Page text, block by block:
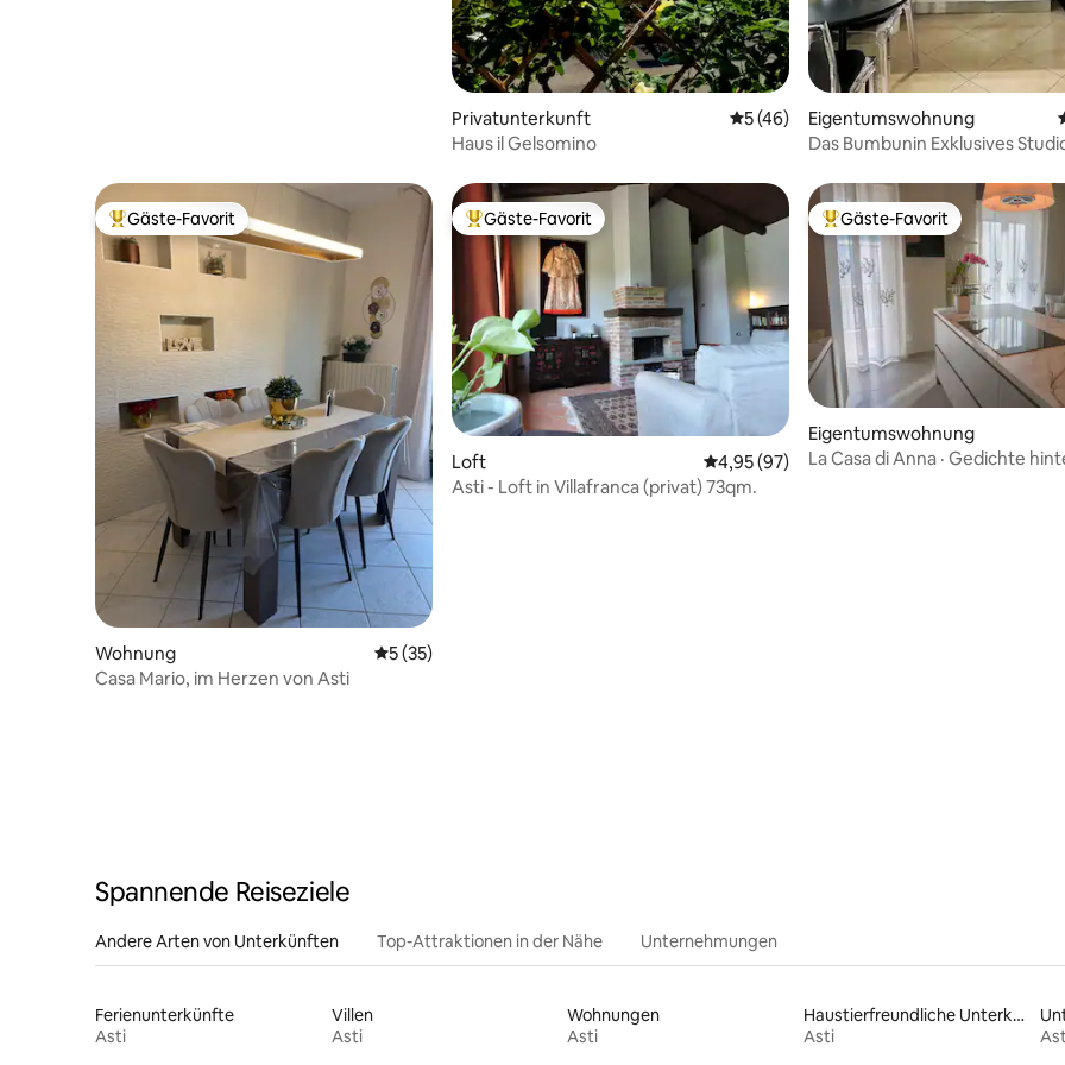
Privatunterkunft Durchschnittliche Bewertung: 5 von 5,
5 (46)
Haus il Gelsomino
Eigentumswohnung
Das Bumbunin Exklusives
Beliebter Gäste-Favorit.
Gäste-Favorit
Wohnung Durchschnittliche Bewertung: 5 von 5, 35 Bewertungen
5 (35)
Casa Mario, im Herzen von Asti
Beliebter Gäste-Favorit.
Gäste-Favorit
Loft Durchschnittliche Bewertung: 4,95 von 5,
4,95 (97)
Asti - Loft in Villafranca (privat) 73qm.
Beliebter Gäste-Favorit.
Gäste-Favorit
Eigentumswohnung
La Casa di Anna · Gedichte
Spannende Reiseziele
Andere Arten von Unterkünften Top-Attraktionen in der Nähe Unternehmungen
Ferienunterkünfte
Asti
Villen
Asti
Wohnungen
Asti
Haustierfreundliche Unterkünfte
Asti